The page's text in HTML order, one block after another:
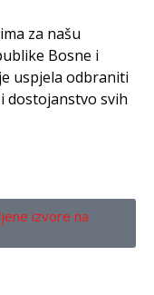
za našu
Bosne i
uspjela odbraniti
svih
izvore na